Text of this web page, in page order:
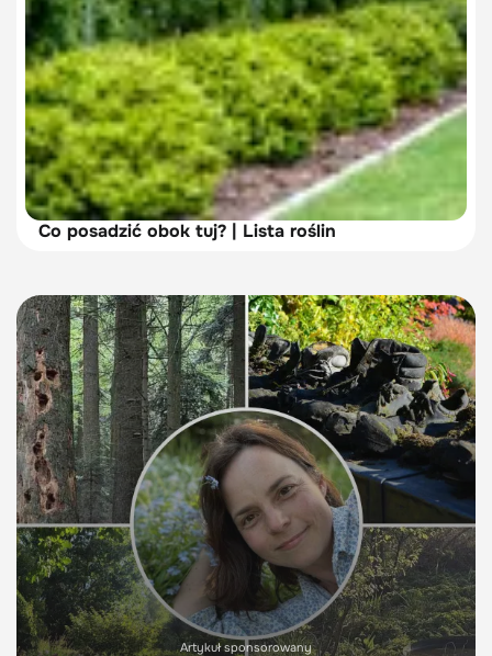
Co posadzić obok tuj? | Lista roślin
Artykuł sponsorowany